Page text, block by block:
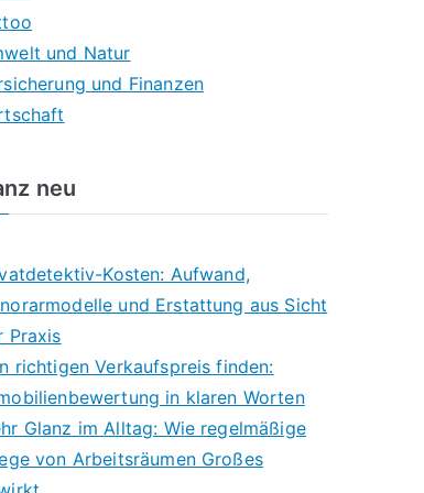
und Natur
und Finanzen
neu
Kosten: Aufwand,
und Erstattung aus Sicht
Praxis
richtigen Verkaufspreis finden:
in klaren Worten
Glanz im Alltag: Wie regelmäßige
von Arbeitsräumen Großes